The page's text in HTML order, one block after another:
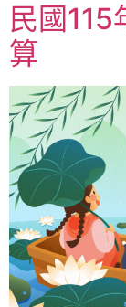
民國
算